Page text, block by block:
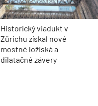
Historický viadukt v
Zürichu získal nové
mostné ložiská a
dilatačné závery